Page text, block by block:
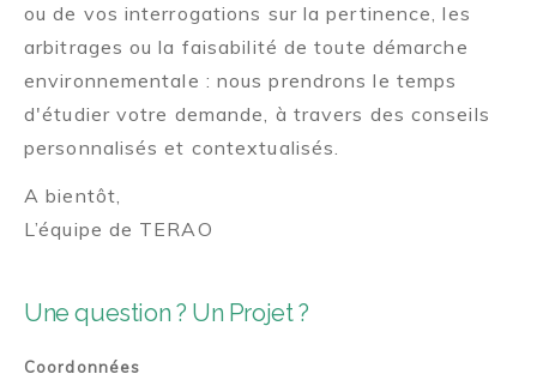
Une question ? Un Projet ?
Coordonnées
ou de vos interrogations sur la pertinence, les
arbitrages ou la faisabilité de toute démarche
environnementale : nous prendrons le temps
d'étudier votre demande, à travers des conseils
personnalisés et contextualisés.
A bientôt,
L’équipe de TERAO